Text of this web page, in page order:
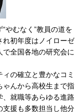
やむなく”教員の道を
れ初年度はノイローゼ
全国各地の研究会に
の確立と豊かなコミ
ゃんから高校生まで指
就職等あらゆる進路
支援も多数担当し他分